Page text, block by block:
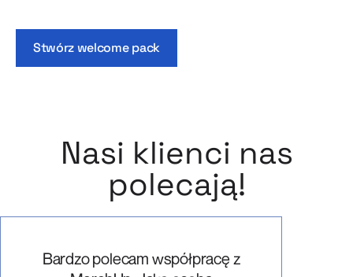
Stwórz welcome pack
Nasi klienci nas
polecają!
Bardzo polecam współpracę z